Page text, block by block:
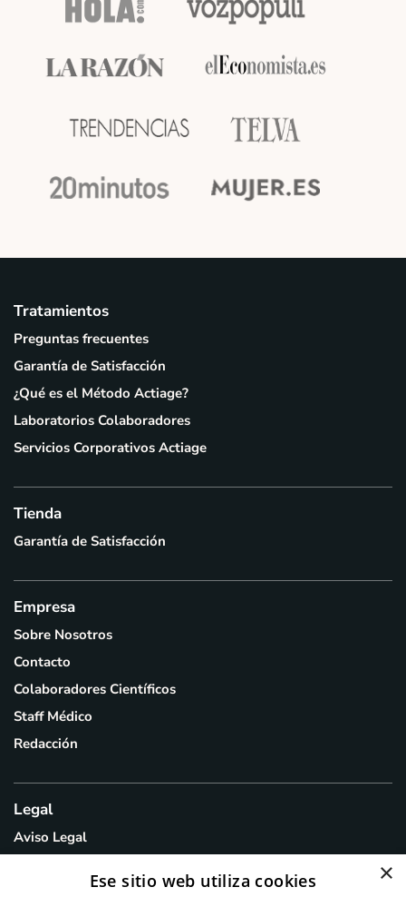
Tratamientos
Preguntas frecuentes
Garantía de Satisfacción
¿Qué es el Método Actiage?
Laboratorios Colaboradores
Servicios Corporativos Actiage
Tienda
Garantía de Satisfacción
Empresa
Sobre Nosotros
Contacto
Colaboradores Científicos
Staff Médico
Redacción
Legal
Aviso Legal
Política de Cookies
×
Ese sitio web utiliza cookies